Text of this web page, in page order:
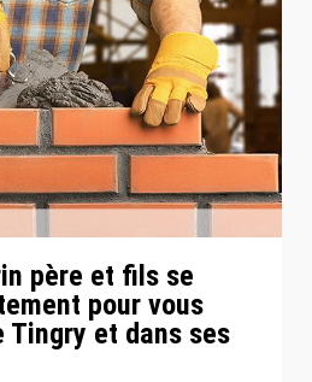
père et fils se
pour vous
Tingry et dans ses